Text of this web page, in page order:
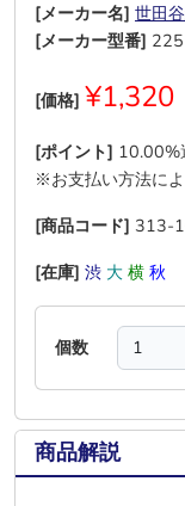
[メーカー名] 世田
[メーカー型番] 225
[価格] ¥1,320
[ポイント] 10.00%
※お支払い方法によ
[商品コード] 313-
[在庫] 渋 大 横 秋
個数
商品解説